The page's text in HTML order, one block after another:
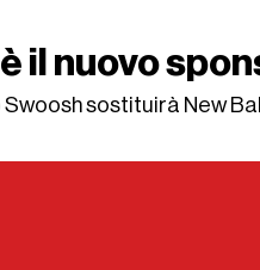
il nuovo
Swoosh sostituirà New